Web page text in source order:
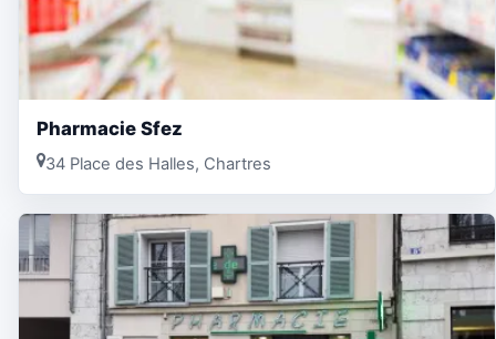
Pharmacie Sfez
34 Place des Halles, Chartres